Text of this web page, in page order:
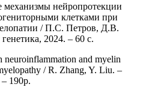
нейропротекции
клетками при
/ П.С. Петров, Д.В.
2024. – 60 с.
neuroinflammation and myelin
/ R. Zhang, Y. Liu. –
190p.